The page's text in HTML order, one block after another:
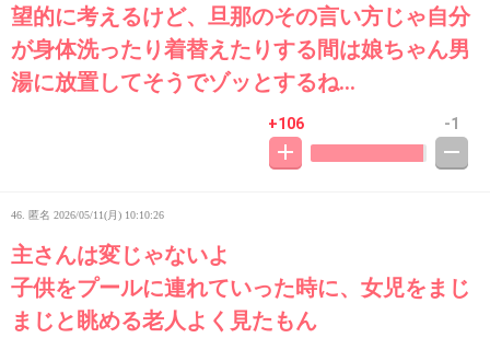
望的に考えるけど、旦那のその言い方じゃ自分
が身体洗ったり着替えたりする間は娘ちゃん男
湯に放置してそうでゾッとするね…
+106 -1
46. 匿名 2026/05/11(月) 10:10:26
主さんは変じゃないよ
子供をプールに連れていった時に、女児をまじ
まじと眺める老人よく見たもん